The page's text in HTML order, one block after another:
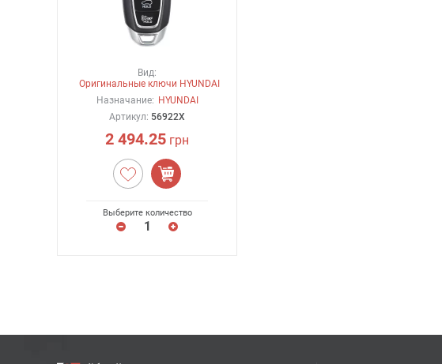
Вид:
Оригинальные ключи HYUNDAI
Назначание: HYUNDAI
Артикул: 56922X
2 494.25 грн
Выберите количество